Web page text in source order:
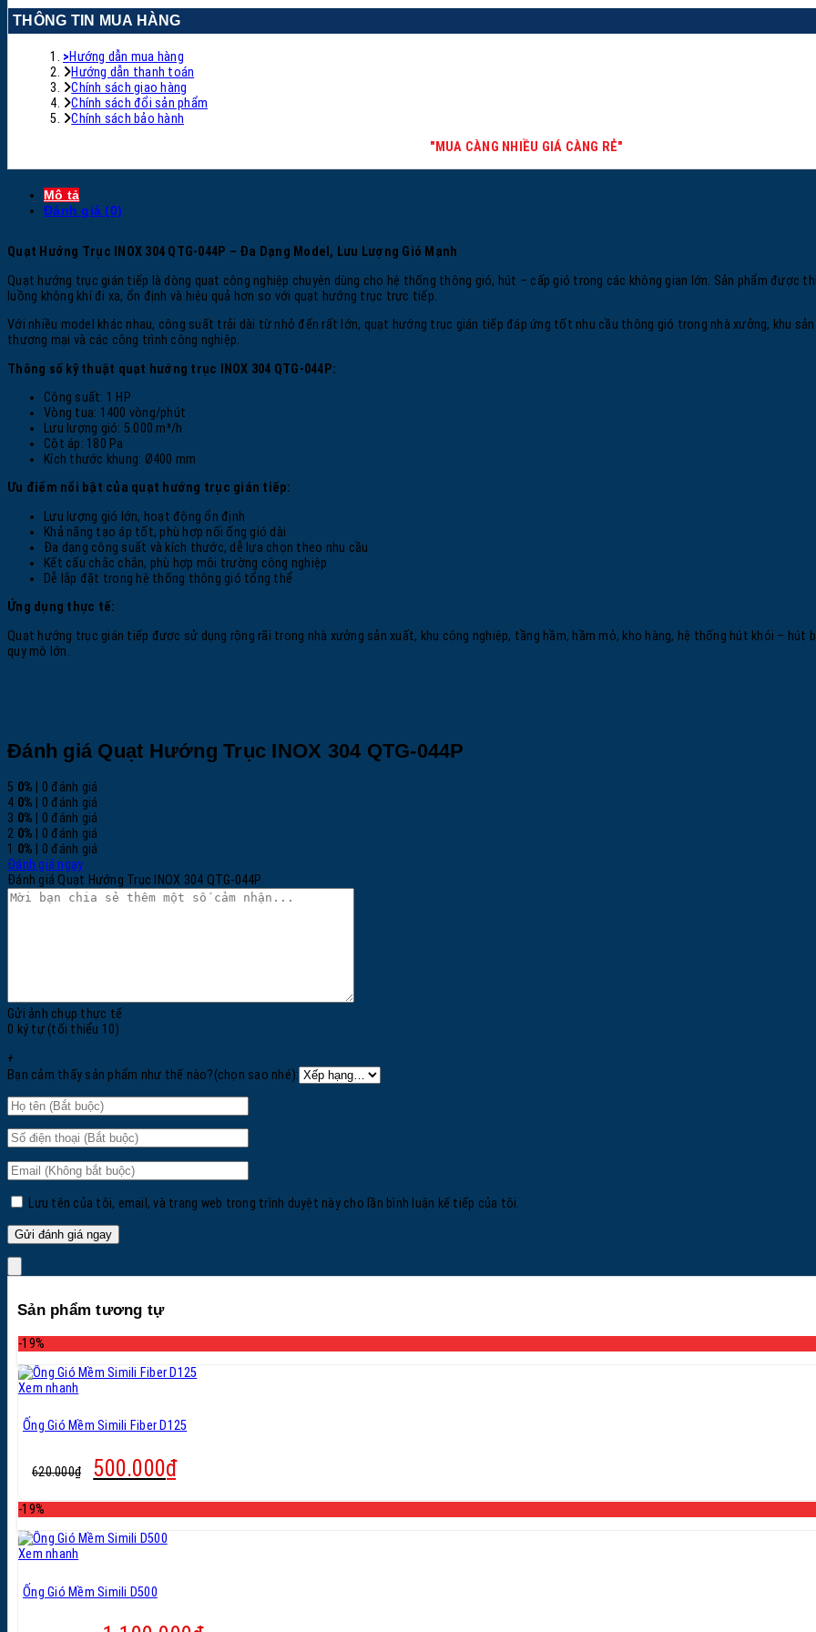
THÔNG TIN MUA HÀNG
>Hướng dẫn mua hàng
Hướng dẫn thanh toán
Chính sách giao hàng
Chính sách đổi sản phẩm
Chính sách bảo hành
"MUA CÀNG NHIỀU GIÁ CÀNG RẺ"
Mô tả
Đánh giá (0)
Quạt Hướng Trục INOX 304 QTG-044P – Đa Dạng Model, Lưu Lượng Gió Mạnh
Quạt hướng trục gián tiếp là dòng quạt công nghiệp chuyên dùng cho hệ thống thông gió, hút – cấp gió trong các không gian lớn. Sản phẩm được
luồng không khí đi xa, ổn định và hiệu quả hơn so với quạt hướng trục trực tiếp.
Với nhiều model khác nhau, công suất trải dài từ nhỏ đến rất lớn, quạt hướng trục gián tiếp đáp ứng tốt nhu cầu thông gió trong nhà xưởng, khu
thương mại và các công trình công nghiệp.
Thông số kỹ thuật quạt hướng trục INOX 304 QTG-044P:
Công suất: 1 HP
Vòng tua: 1400 vòng/phút
Lưu lượng gió: 5.000 m³/h
Cột áp: 180 Pa
Kích thước khung: Ø400 mm
Ưu điểm nổi bật của quạt hướng trục gián tiếp:
Lưu lượng gió lớn, hoạt động ổn định
Khả năng tạo áp tốt, phù hợp nối ống gió dài
Đa dạng công suất và kích thước, dễ lựa chọn theo nhu cầu
Kết cấu chắc chắn, phù hợp môi trường công nghiệp
Dễ lắp đặt trong hệ thống thông gió tổng thể
Ứng dụng thực tế:
Quạt hướng trục gián tiếp được sử dụng rộng rãi trong nhà xưởng sản xuất, khu công nghiệp, tầng hầm, hầm mỏ, kho hàng, hệ thống hút khói –
quy mô lớn.
Đánh giá Quạt Hướng Trục INOX 304 QTG-044P
5 0% | 0 đánh giá
4 0% | 0 đánh giá
3 0% | 0 đánh giá
2 0% | 0 đánh giá
1 0% | 0 đánh giá
Đánh giá ngay
Đánh giá Quạt Hướng Trục INOX 304 QTG-044P
Gửi ảnh chụp thực tế
0 ký tự (tối thiểu 10)
+
Bạn cảm thấy sản phẩm như thế nào?(chọn sao nhé):
Lưu tên của tôi, email, và trang web trong trình duyệt này cho lần bình luận kế tiếp của tôi.
Sản phẩm tương tự
-19%
Xem nhanh
Ống Gió Mềm Simili Fiber D125
620.000₫
Giá
gốc
500.000₫
-19%
Xem nhanh
Ống Gió Mềm Simili D500